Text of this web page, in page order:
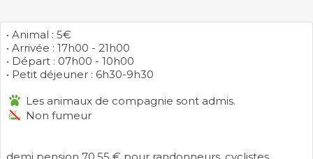
• Animal : 5€
• Arrivée : 17h00 - 21h00
• Départ : 07h00 - 10h00
• Petit déjeuner : 6h30-9h30
Les animaux de compagnie sont admis.
Non fumeur